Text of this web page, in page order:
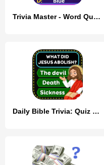
Trivia Master - Word Quiz Game
Daily Bible Trivia: Quiz Games